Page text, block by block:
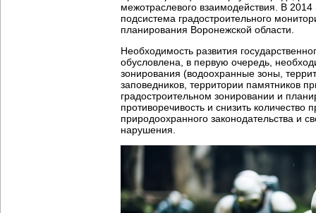
межотраслевого взаимодействия. В 2014
подсистема градостроительного
планирования Воронежской области.
Необходимость развития
обусловлена, в первую очередь,
зонирования (водоохранные зоны,
заповедников, территории памятников
градостроительном зонировании и
противоречивость и снизить
природоохранного законодательства и
нарушения.